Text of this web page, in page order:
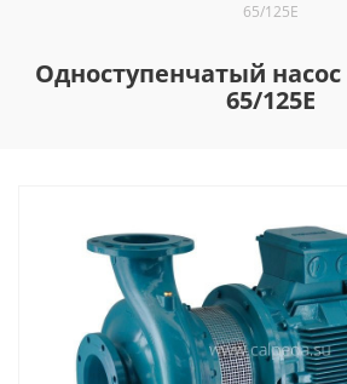
65/125E
Одноступенчатый насос
65/125E